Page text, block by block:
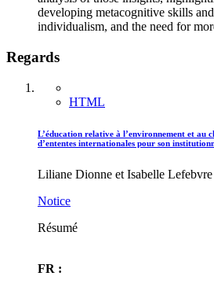
developing metacognitive skills
individualism, and the need for
Regards
HTML
L’éducation relative à l’environnement et au
d’ententes internationales pour son
Liliane Dionne et Isabelle Lefebvre
Notice
Résumé
FR :